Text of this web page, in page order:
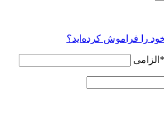
را فراموش کرده‌اید؟
* الزامی